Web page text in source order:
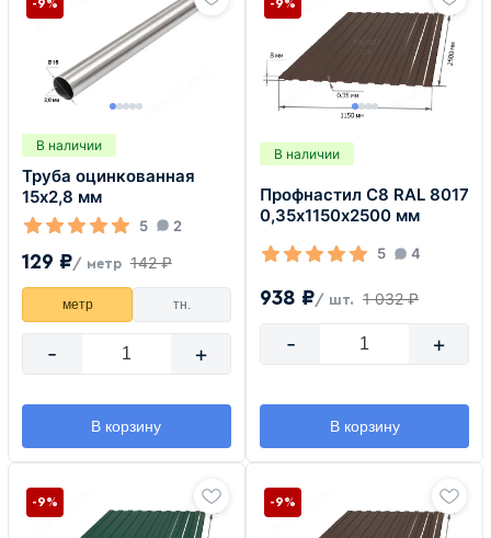
В наличии
Труба оцинкованная
15х2,8 мм
5 2
129 ₽/ метр 142 ₽
-9%
метр тн.
- +
В корзину
В наличии
Профнастил С8 RAL 8017
0,35х1150х2500 мм
5 4
938 ₽/ шт. 1 032 ₽
-9%
- +
В корзину
-9% -9%